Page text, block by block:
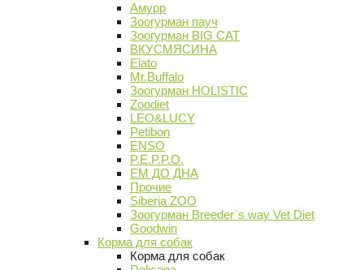
Амурр
Зоогурман пауч
Зоогурман BIG CAT
ВКУСМЯСИНА
Elato
Mr.Buffalo
Зоогурман HOLISTIC
Zoodiet
LEO&LUCY
Petibon
ENSO
P.E.P.P.O.
ЕМ ДО ДНА
Прочие
Siberia ZOO
Зоогурман Breeder`s way Vet Diet
Goodwin
Корма для собак
Корма для собак